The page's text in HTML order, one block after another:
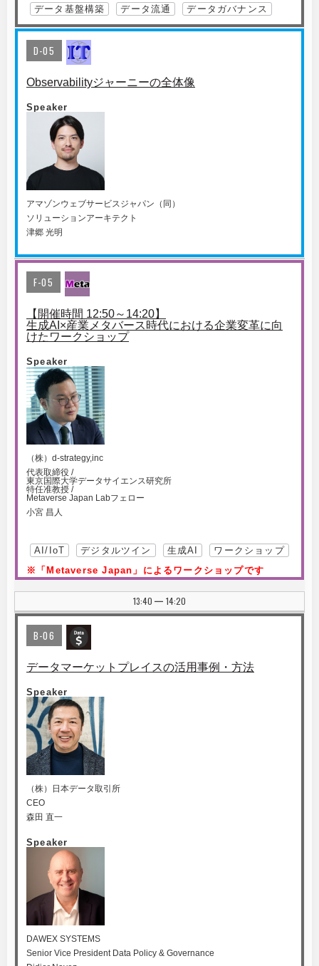
データ基盤構築 データ流通 データガバナンス
D-05
Observabilityジャーニーの全体像
Speaker
アマゾンウェブサービスジャパン（同）
ソリューションアーキテクト
津郷 光明
F-05
【開催時間 12:50～14:20】
生成AI×産業メタバース時代における企業変革に向
けたワークショップ
Speaker
（株）d-strategy,inc
代表取締役 /
東京国際大学データサイエンス研究所
特任准教授 /
Metaverse Japan Labフェロー
小宮 昌人
AI/IoT デジタルツイン 生成AI
ワークショップ
※「Metaverse Japan」によるワークショップです
13:40 | 14:20
B-06
データマーケットプレイスの活用事例・方法
Speaker
（株）日本データ取引所
CEO
森田 直一
Speaker
DAWEX SYSTEMS
Senior Vice President Data Policy & Governance